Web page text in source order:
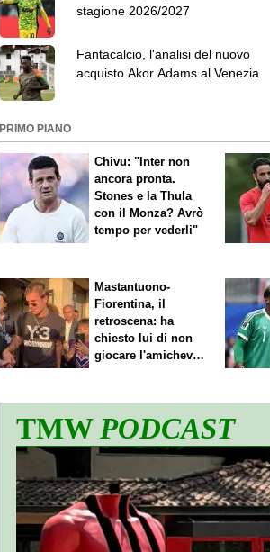
stagione 2026/2027
Fantacalcio, l'analisi del nuovo
acquisto Akor Adams al Venezia
PRIMO PIANO
Chivu: "Inter non
ancora pronta.
Stones e la Thula
con il Monza? Avrò
tempo per vederli"
Mastantuono-
Fiorentina, il
retroscena: ha
chiesto lui di non
giocare l'amichevole
TMWPODCAST